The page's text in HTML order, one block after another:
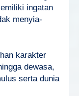
ingatan
menyia-
karakter
dewasa,
serta dunia